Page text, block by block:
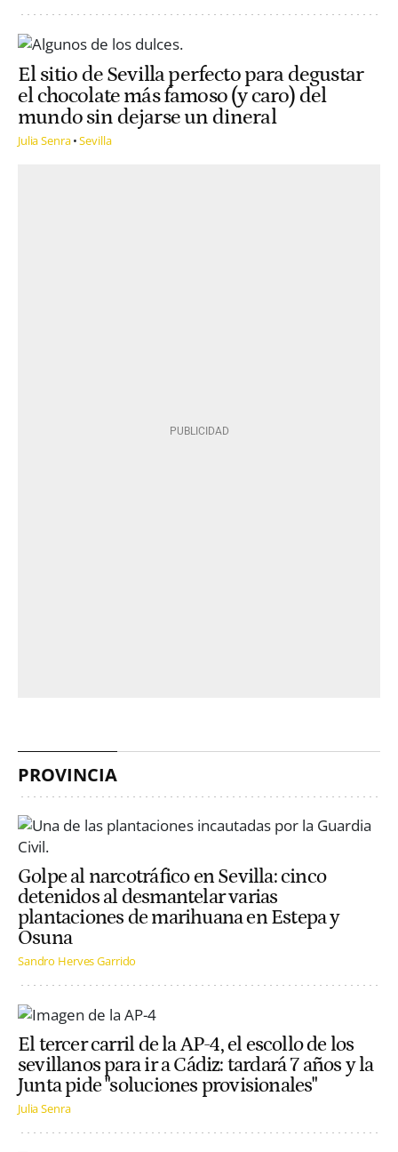
El sitio de Sevilla perfecto para degustar
el chocolate más famoso (y caro) del
mundo sin dejarse un dineral
Julia Senra Sevilla
PROVINCIA
Golpe al narcotráfico en Sevilla: cinco
detenidos al desmantelar varias
plantaciones de marihuana en Estepa y
Osuna
Sandro Herves Garrido
El tercer carril de la AP-4, el escollo de los
sevillanos para ir a Cádiz: tardará 7 años y la
Junta pide "soluciones provisionales"
Julia Senra